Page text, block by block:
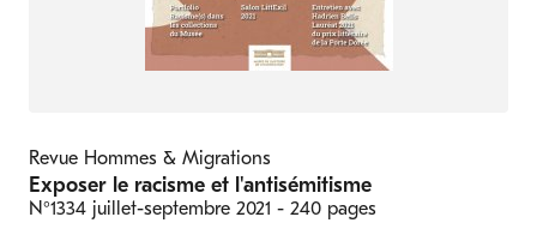
Revue Hommes & Migrations
Exposer le racisme et l'antisémitisme
N°1334 juillet-septembre 2021 - 240 pages